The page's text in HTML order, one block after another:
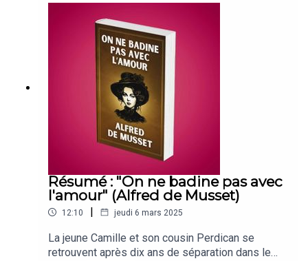
Résumé : "On ne badine pas avec
l'amour" (Alfred de Musset)
12:10 | jeudi 6 mars 2025
La jeune Camille et son cousin Perdican se
retrouvent après dix ans de séparation dans le